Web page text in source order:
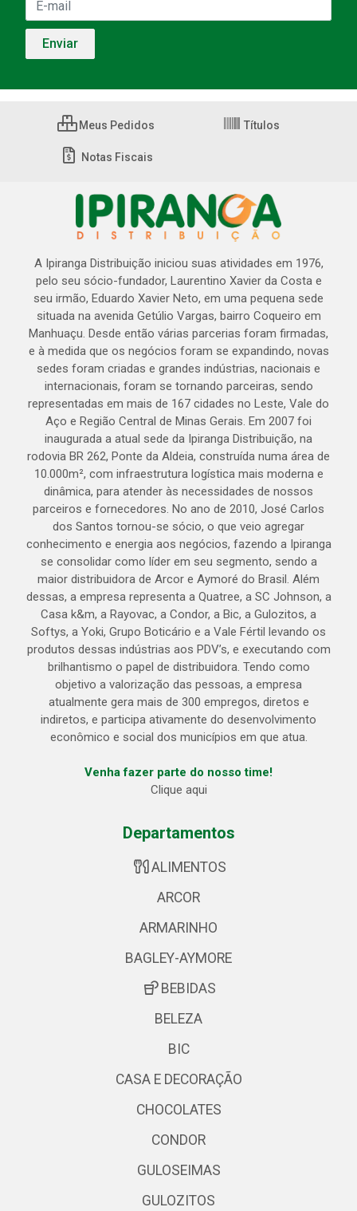
Meus Pedidos Títulos
Notas Fiscais
A Ipiranga Distribuição iniciou suas atividades em 1976,
pelo seu sócio-fundador, Laurentino Xavier da Costa e
seu irmão, Eduardo Xavier Neto, em uma pequena sede
situada na avenida Getúlio Vargas, bairro Coqueiro em
Manhuaçu. Desde então várias parcerias foram firmadas,
e à medida que os negócios foram se expandindo, novas
sedes foram criadas e grandes indústrias, nacionais e
internacionais, foram se tornando parceiras, sendo
representadas em mais de 167 cidades no Leste, Vale do
Aço e Região Central de Minas Gerais. Em 2007 foi
inaugurada a atual sede da Ipiranga Distribuição, na
rodovia BR 262, Ponte da Aldeia, construída numa área de
10.000m², com infraestrutura logística mais moderna e
dinâmica, para atender às necessidades de nossos
parceiros e fornecedores. No ano de 2010, José Carlos
dos Santos tornou-se sócio, o que veio agregar
conhecimento e energia aos negócios, fazendo a Ipiranga
se consolidar como líder em seu segmento, sendo a
maior distribuidora de Arcor e Aymoré do Brasil. Além
dessas, a empresa representa a Quatree, a SC Johnson, a
Casa k&m, a Rayovac, a Condor, a Bic, a Gulozitos, a
Softys, a Yoki, Grupo Boticário e a Vale Fértil levando os
produtos dessas indústrias aos PDV’s, e executando com
brilhantismo o papel de distribuidora. Tendo como
objetivo a valorização das pessoas, a empresa
atualmente gera mais de 300 empregos, diretos e
indiretos, e participa ativamente do desenvolvimento
econômico e social dos municípios em que atua.
Venha fazer parte do nosso time!
Clique aqui
Departamentos
ALIMENTOS
ARCOR
ARMARINHO
BAGLEY-AYMORE
BEBIDAS
BELEZA
BIC
CASA E DECORAÇÃO
CHOCOLATES
CONDOR
GULOSEIMAS
GULOZITOS